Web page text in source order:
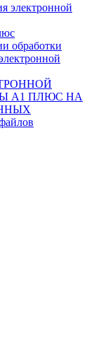
электронной
обработки
А1 ПЛЮС НА